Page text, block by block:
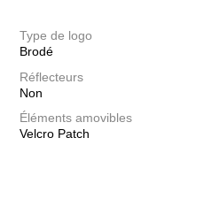
Type de logo
Brodé
Réflecteurs
Non
Éléments amovibles
Velcro Patch